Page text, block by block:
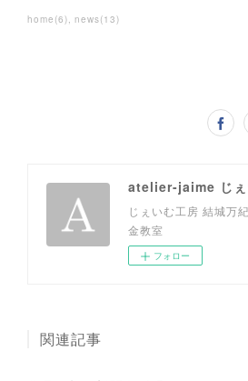
home (6) news(13)
atelier-jaime じぇ
じぇいむ工房 結城万
金教室
フォロー
関連記事